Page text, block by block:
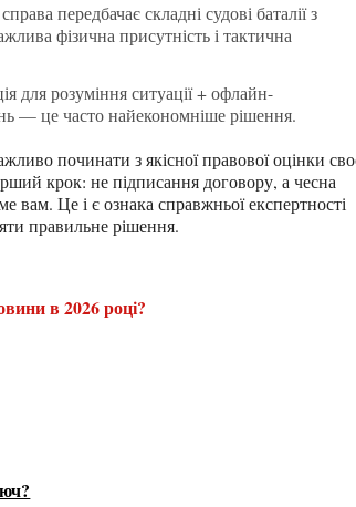
передбачає складні судові баталії з
фізична присутність і тактична
для розуміння ситуації + офлайн-
— це часто найекономніше рішення.
крок: не підписання договору, а чесна
вам. Це і є ознака справжньої експертності
правильне рішення.
в 2026 році?